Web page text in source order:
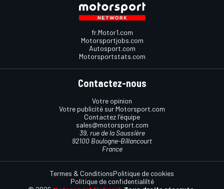
fr.Motor1.com
Motorsportjobs.com
Autosport.com
Motorsportstats.com
Contactez-nous
Votre opinion
Votre publicité sur Motorsport.com
Contactez l'équipe
sales@motorsport.com
39, rue de la Saussière
92100 Boulogne-Billancourt
France
Termes & ConditionsPolitique de cookies
Politique de confidentialilté